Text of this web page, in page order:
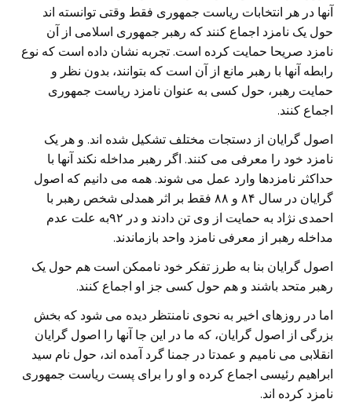
آنها در هر انتخابات ریاست جمهوری فقط وقتی توانسته اند
حول یک نامزد اجماع کنند که رهبر جمهوری اسلامی از آن
نامزد صریحا حمایت کرده است. تجربه نشان داده است که نوع
رابطه آنها با رهبر مانع از آن است که بتوانند، بدون نظر و
حمایت رهبر، حول کسی به عنوان نامزد ریاست جمهوری
اجماع کنند.
اصول گرایان از دستجات مختلف تشکیل شده اند. و هر یک
نامزد خود را معرفی می کنند. اگر رهبر مداخله نکند آنها با
حداکثر نامزدها وارد عمل می شوند. همه می دانیم که اصول
گرایان در سال ۸۴ و ۸۸ فقط بر اثر همدلی شخص رهبر با
احمدی نژاد به حمایت از وی تن دادند و در ۹۲به علت عدم
مداخله رهبر از معرفی نامزد واحد بازماندند.
اصول گرایان بنا به طرز تفکر خود ناممکن است هم حول یک
رهبر متحد باشند و هم حول کسی جز او اجماع کنند.
اما در روزهای اخیر به نحوی نامنتظر دیده می شود که بخش
بزرگی از اصول گرایان، که ما در این جا آنها را اصول گرایان
انقلابی می نامیم و عمدتا در جمنا گرد آمده اند، حول نام سید
ابراهیم رئیسی اجماع کرده و او را برای پست ریاست جمهوری
نامزد کرده اند.